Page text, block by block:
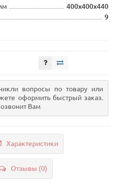
400х400х440
9
вопросы по товару или
оформить быстрый заказ.
Вам
Характеристики
Отзывы (0)